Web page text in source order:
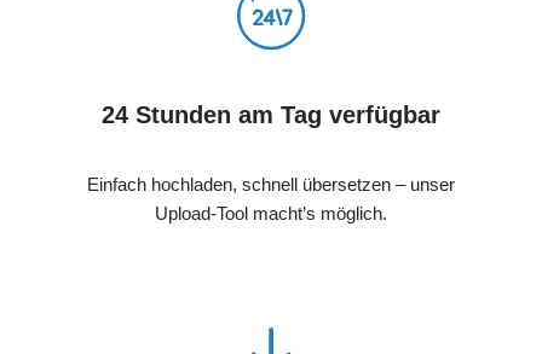
24 Stunden am Tag verfügbar
Einfach hochladen, schnell übersetzen – unser
Upload-Tool macht’s möglich.